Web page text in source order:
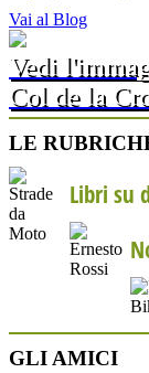
Vai al Blog
Vedi
Col de la
LE
Libri su
GLI AMICI